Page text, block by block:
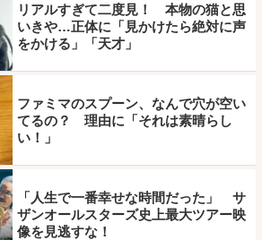
リアルすぎて二度見！ 本物の猫と思
いきや…正体に「見かけたら絶対に声
をかける」「天才」
ファミマのスプーン、なんで穴が空い
てるの？ 理由に「それは素晴らし
い！」
「人生で一番幸せな時間だった」 サ
ザンオールスターズ史上最大ツアー映
像を見逃すな！